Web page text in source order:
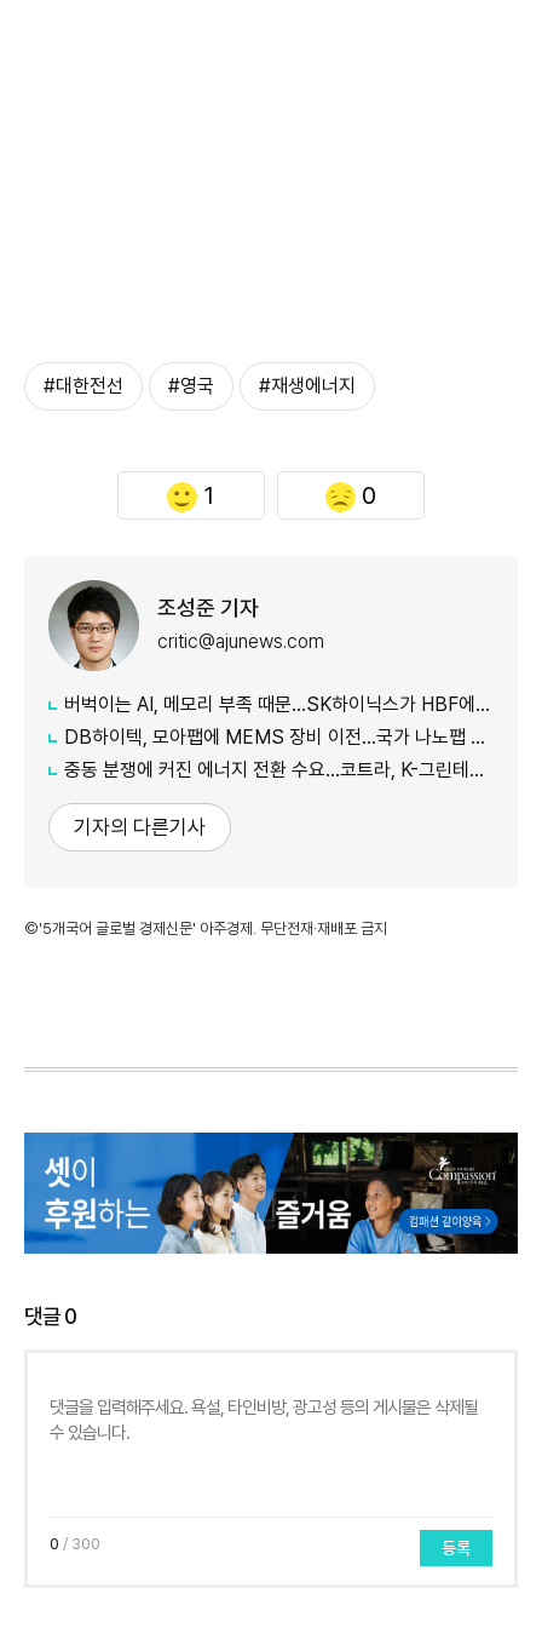
#대한전선 #영국 #재생에너지
1 0
조성준 기자
critic@ajunews.com
버벅이는 AI, 메모리 부족 때문…SK하이닉스가 HBF에 집중하는 이유
DB하이텍, 모아팹에 MEMS 장비 이전…국가 나노팹 공정 지원
중동 분쟁에 커진 에너지 전환 수요…코트라, K-그린테크 수출길 넓힌다
기자의 다른기사
©'5개국어 글로벌 경제신문' 아주경제. 무단전재·재배포 금지
댓글0
0 / 300 등록